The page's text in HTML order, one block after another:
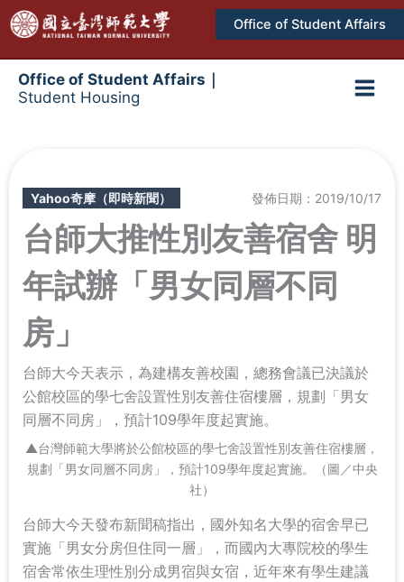
至
Office of Student Affairs
Office of Student Affairs｜
Student Housing
Yahoo奇摩（即時新聞） 發佈日期：2019/10/17
台師大推性別友善宿舍 明
年試辦「男女同層不同
房」
台師大今天表示，為建構友善校園，總務會議已決議於
公館校區的學七舍設置性別友善住宿樓層，規劃「男女
同層不同房」，預計109學年度起實施。
▲台灣師範大學將於公館校區的學七舍設置性別友善住宿樓層，
規劃「男女同層不同房」，預計109學年度起實施。（圖／中央
社）
台師大今天發布新聞稿指出，國外知名大學的宿舍早已
實施「男女分房但住同一層」，而國內大專院校的學生
宿舍常依生理性別分成男宿與女宿，近年來有學生建議